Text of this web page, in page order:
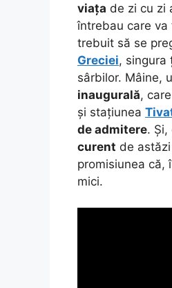
viața de zi cu zi
întrebau care va
trebuit să se
Greciei, singura
sârbilor. Mâine,
inaugurală,
și stațiunea
de admitere. Și,
curent de
promisiunea că,
mici.